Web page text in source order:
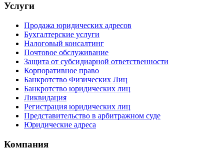
Услуги
Продажа юридических адресов
Бухгалтерские услуги
Налоговый консалтинг
Почтовое обслуживание
Защита от субсидиарной ответственности
Корпоративное право
Банкротство Физических Лиц
Банкротство юридических лиц
Ликвидация
Регистрация юридических лиц
Представительство в арбитражном суде
Юридические адреса
Компания